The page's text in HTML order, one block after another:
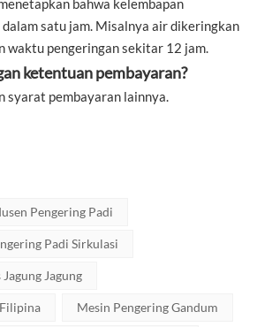
bahwa kelembapan
satu jam. Misalnya air dikeringkan
waktu pengeringan sekitar 12 jam.
ketentuan pembayaran?
syarat pembayaran lainnya.
Pengering Padi
Padi Sirkulasi
Jagung
Mesin Pengering Gandum